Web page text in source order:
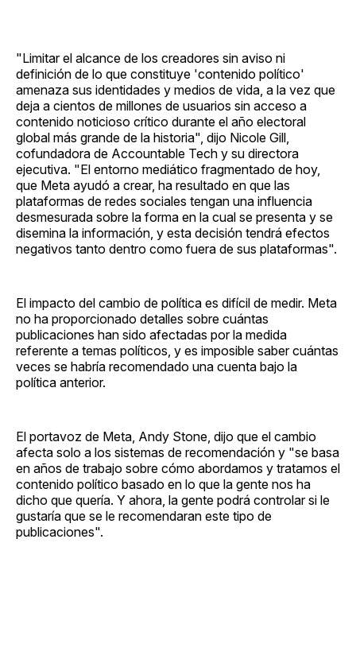
"Limitar el alcance de los creadores sin aviso ni
definición de lo que constituye 'contenido político'
amenaza sus identidades y medios de vida, a la vez que
deja a cientos de millones de usuarios sin acceso a
contenido noticioso crítico durante el año electoral
global más grande de la historia", dijo Nicole Gill,
cofundadora de Accountable Tech y su directora
ejecutiva. "El entorno mediático fragmentado de hoy,
que Meta ayudó a crear, ha resultado en que las
plataformas de redes sociales tengan una influencia
desmesurada sobre la forma en la cual se presenta y se
disemina la información, y esta decisión tendrá efectos
negativos tanto dentro como fuera de sus plataformas".
El impacto del cambio de política es difícil de medir. Meta
no ha proporcionado detalles sobre cuántas
publicaciones han sido afectadas por la medida
referente a temas políticos, y es imposible saber cuántas
veces se habría recomendado una cuenta bajo la
política anterior.
El portavoz de Meta, Andy Stone, dijo que el cambio
afecta solo a los sistemas de recomendación y "se basa
en años de trabajo sobre cómo abordamos y tratamos el
contenido político basado en lo que la gente nos ha
dicho que quería. Y ahora, la gente podrá controlar si le
gustaría que se le recomendaran este tipo de
publicaciones".